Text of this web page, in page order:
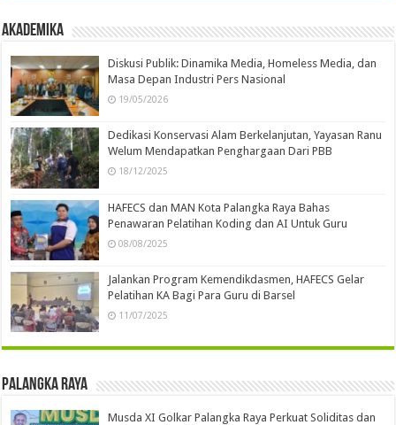
Akademika
Diskusi Publik: Dinamika Media, Homeless Media, dan
Masa Depan Industri Pers Nasional
19/05/2026
Dedikasi Konservasi Alam Berkelanjutan, Yayasan Ranu
Welum Mendapatkan Penghargaan Dari PBB
18/12/2025
HAFECS dan MAN Kota Palangka Raya Bahas
Penawaran Pelatihan Koding dan AI Untuk Guru
08/08/2025
Jalankan Program Kemendikdasmen, HAFECS Gelar
Pelatihan KA Bagi Para Guru di Barsel
11/07/2025
Palangka Raya
Musda XI Golkar Palangka Raya Perkuat Soliditas dan